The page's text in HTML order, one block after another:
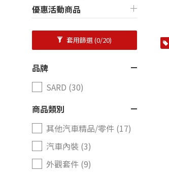
優惠活動商品
套用篩選(0/20)
品牌
SARD (30)
商品類別
其他汽車精品/零件 (17)
汽車內裝 (3)
外觀套件 (9)